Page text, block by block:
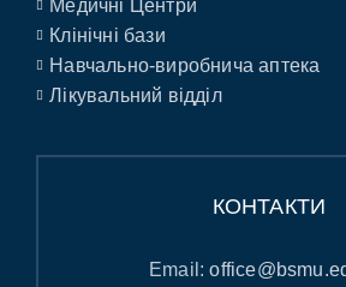
Медичні Центри
Клінічні бази
Навчально-виробнича аптека
Лікувальний відділ
КОНТАКТИ
Email: